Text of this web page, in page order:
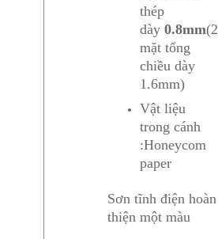
thép
dày 0.8mm(2
mặt tổng
chiều dày
1.6mm)
Vật liệu
trong cánh
:Honeycom
paper
Sơn tĩnh điện hoàn
thiện một màu